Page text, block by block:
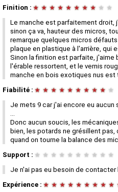
Finition : ★ ★ ★ ★ ★ ★ ★ ★ ★ ★
Le manche est parfaitement droit,
sinon ça va, hauteur des micros,
remarque quelques micros
plaque en plastique à l'arrière, qui
Sinon la finition est parfaite,
l'érable ressortent, et le vernis
manche en bois exotiques nus est
Fiabilité : ★ ★ ★ ★ ★ ★ ★ ★ ★ ★
Je mets 9 car j'ai encore eu aucun
...
Donc aucun soucis, les
bien, les potards ne grésillent
quand on tourne la balance des
Support : ★ ★ ★ ★ ★ ★ ★ ★ ★ ★
Je n'ai pas eu besoin de
Expérience : ★ ★ ★ ★ ★ ★ ★ ★ ★